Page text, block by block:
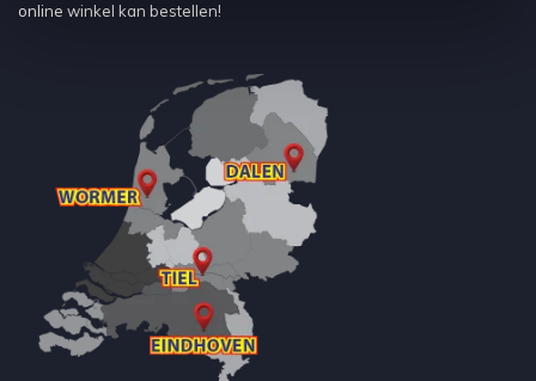
online winkel kan bestellen!